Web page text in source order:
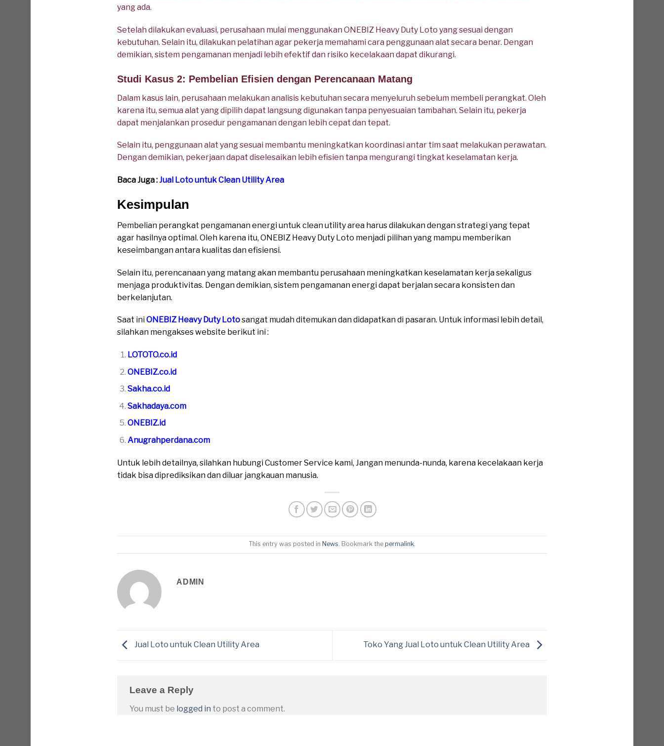
yang ada.
Setelah dilakukan evaluasi, perusahaan mulai menggunakan ONEBIZ Heavy Duty Loto yang sesuai dengan
kebutuhan. Selain itu, dilakukan pelatihan agar pekerja memahami cara penggunaan alat secara benar. Dengan
demikian, sistem pengamanan menjadi lebih efektif dan risiko kecelakaan dapat dikurangi.
Studi Kasus 2: Pembelian Efisien dengan Perencanaan Matang
Dalam kasus lain, perusahaan melakukan analisis kebutuhan secara menyeluruh sebelum membeli perangkat. Oleh
karena itu, semua alat yang dipilih dapat langsung digunakan tanpa penyesuaian tambahan. Selain itu, pekerja
dapat menjalankan prosedur pengamanan dengan lebih cepat dan tepat.
Selain itu, penggunaan alat yang sesuai membantu meningkatkan koordinasi antar tim saat melakukan perawatan.
Dengan demikian, pekerjaan dapat diselesaikan lebih efisien tanpa mengurangi tingkat keselamatan kerja.
Baca Juga :Jual Loto untuk Clean Utility Area
Kesimpulan
Pembelian perangkat pengamanan energi untuk clean utility area harus dilakukan dengan strategi yang tepat
agar hasilnya optimal. Oleh karena itu, ONEBIZ Heavy Duty Loto menjadi pilihan yang mampu memberikan
keseimbangan antara kualitas dan efisiensi.
Selain itu, perencanaan yang matang akan membantu perusahaan meningkatkan keselamatan kerja sekaligus
menjaga produktivitas. Dengan demikian, sistem pengamanan energi dapat berjalan secara konsisten dan
berkelanjutan.
Saat iniONEBIZ Heavy Duty Lotosangat mudah ditemukan dan didapatkan di pasaran. Untuk informasi lebih detail,
silahkan mengakses website berikut ini :
LOTOTO.co.id
ONEBIZ.co.id
Sakha.co.id
Sakhadaya.com
ONEBIZ.id
Anugrahperdana.com
Untuk lebih detailnya, silahkan hubungi Customer Service kami, Jangan menunda-nunda, karena kecelakaan kerja
tidak bisa diprediksikan dan diluar jangkauan manusia.
This entry was posted in News. Bookmark the permalink.
ADMIN
Jual Loto untuk Clean Utility Area Toko Yang Jual Loto untuk Clean Utility Area
Leave a Reply
You must be logged in to post a comment.